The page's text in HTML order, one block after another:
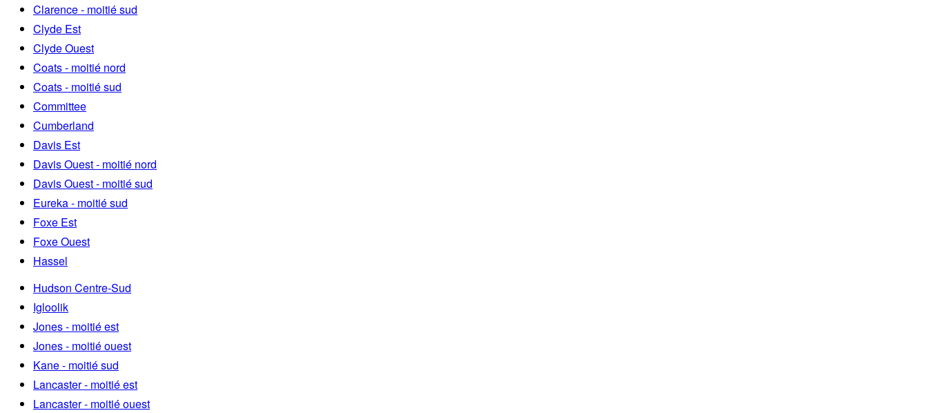
Clarence - moitié sud
Clyde Est
Clyde Ouest
Coats - moitié nord
Coats - moitié sud
Committee
Cumberland
Davis Est
Davis Ouest - moitié nord
Davis Ouest - moitié sud
Eureka - moitié sud
Foxe Est
Foxe Ouest
Hassel
Hudson Centre-Sud
Igloolik
Jones - moitié est
Jones - moitié ouest
Kane - moitié sud
Lancaster - moitié est
Lancaster - moitié ouest